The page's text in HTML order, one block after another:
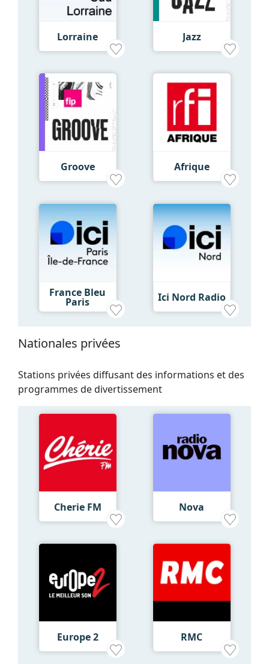
Lorraine Jazz
Groove Afrique
France Bleu
Paris Ici Nord Radio
Nationales privées
Stations privées diffusant des informations et des
programmes de divertissement
Cherie FM Nova
Europe 2 RMC